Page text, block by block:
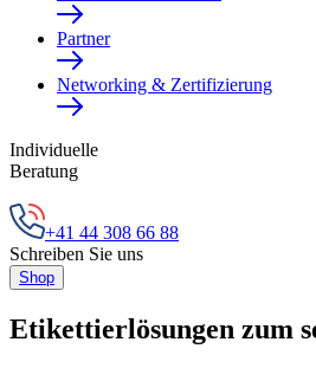
Partner
Networking & Zertifizierung
Individuelle
Beratung
+41 44 308 66 88
Schreiben Sie uns
Shop
Etikettierlösungen zum